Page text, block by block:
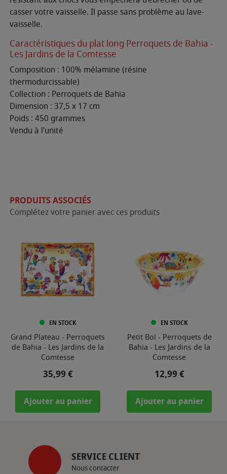
casser votre vaisselle. Il passe sans problème au lave-
vaisselle.
Caractéristiques du plat long Perroquets de Bahia -
Les Jardins de la Comtesse
Composition : 100% mélamine (résine
thermodurcissable)
Collection : Perroquets de Bahia
Dimension : 37,5 x 17 cm
Poids : 450 grammes
Vendu à l'unité
PRODUITS ASSOCIÉS
Complétez votre panier avec ces produits
EN STOCK
Grand Plateau - Perroquets
de Bahia - Les Jardins de la
Comtesse
Prix
35,99 €
Ajouter au panier
EN STOCK
Petit Bol - Perroquets de
Bahia - Les Jardins de la
Comtesse
Prix
12,99 €
Ajouter au panier
SERVICE CLIENT
Nous contacter